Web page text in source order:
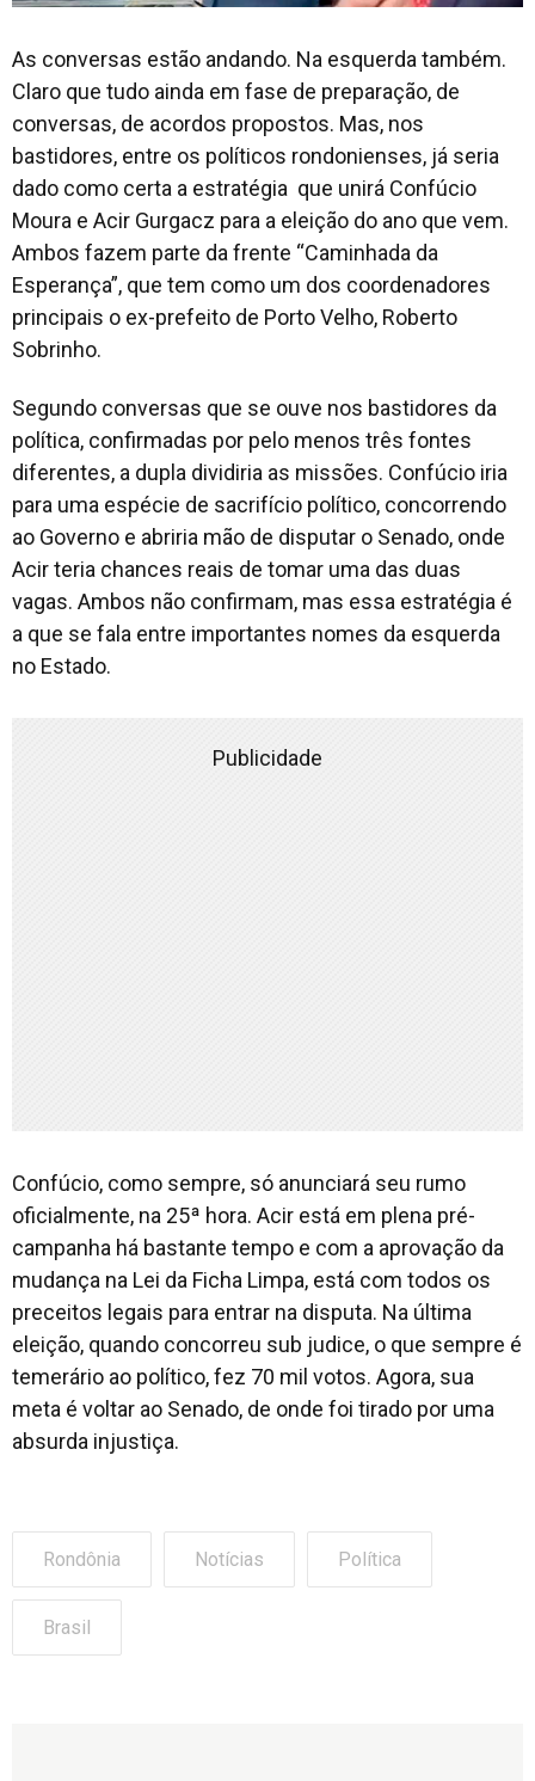
As conversas estão andando. Na esquerda também.
Claro que tudo ainda em fase de preparação, de
conversas, de acordos propostos. Mas, nos
bastidores, entre os políticos rondonienses, já seria
dado como certa a estratégia que unirá Confúcio
Moura e Acir Gurgacz para a eleição do ano que vem.
Ambos fazem parte da frente “Caminhada da
Esperança”, que tem como um dos coordenadores
principais o ex-prefeito de Porto Velho, Roberto
Sobrinho.
Segundo conversas que se ouve nos bastidores da
política, confirmadas por pelo menos três fontes
diferentes, a dupla dividiria as missões. Confúcio iria
para uma espécie de sacrifício político, concorrendo
ao Governo e abriria mão de disputar o Senado, onde
Acir teria chances reais de tomar uma das duas
vagas. Ambos não confirmam, mas essa estratégia é
a que se fala entre importantes nomes da esquerda
no Estado.
Publicidade
Confúcio, como sempre, só anunciará seu rumo
oficialmente, na 25ª hora. Acir está em plena pré-
campanha há bastante tempo e com a aprovação da
mudança na Lei da Ficha Limpa, está com todos os
preceitos legais para entrar na disputa. Na última
eleição, quando concorreu sub judice, o que sempre é
temerário ao político, fez 70 mil votos. Agora, sua
meta é voltar ao Senado, de onde foi tirado por uma
absurda injustiça.
Rondônia Notícias Política
Brasil